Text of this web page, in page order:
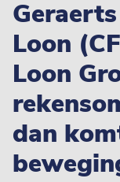
Loon
Loon
dan